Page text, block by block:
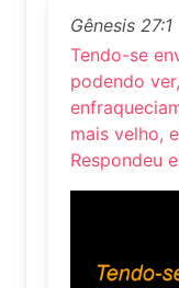
Gênesis 27:1
Tendo-se
podendo
mais velho,
Respondeu